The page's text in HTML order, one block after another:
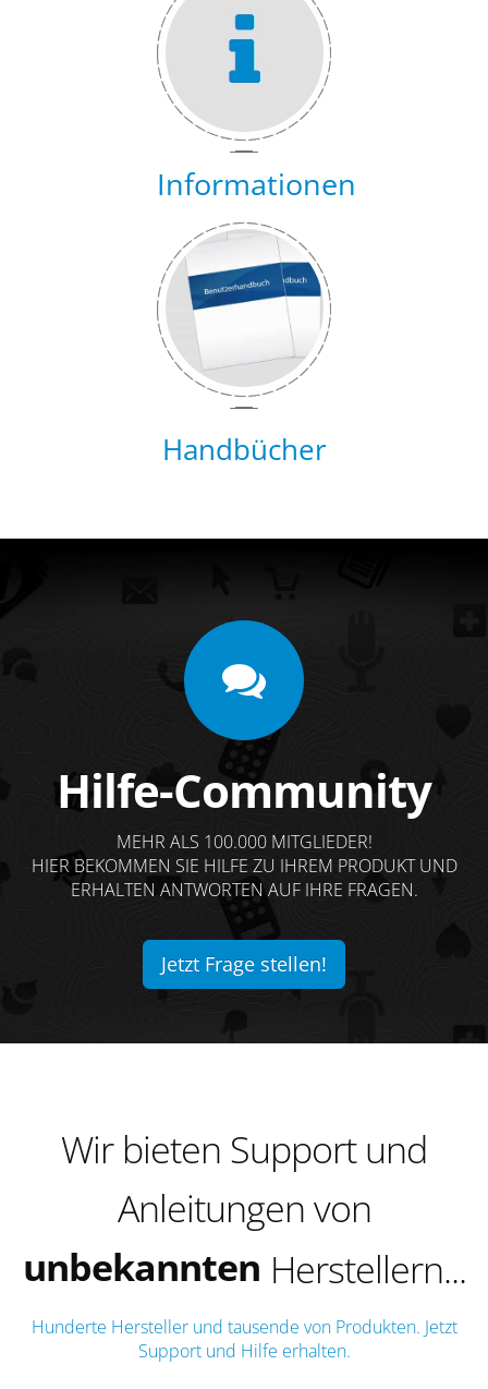
Informationen
Handbücher
Hilfe-Community
MEHR ALS 100.000 MITGLIEDER!
HIER BEKOMMEN SIE HILFE ZU IHREM PRODUKT UND
ERHALTEN ANTWORTEN AUF IHRE FRAGEN.
Jetzt Frage stellen!
Wir bieten Support und
Anleitungen von
namenhaften
unbekannten
bekannten
Herstellern...
Hunderte Hersteller und tausende von Produkten. Jetzt
Support und Hilfe erhalten.